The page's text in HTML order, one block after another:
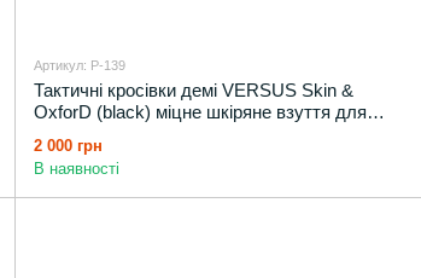
Артикул: P-139
Тактичні кросівки демі VERSUS Skin &
OxforD (black) міцне шкіряне взуття для
2 000 грн
В наявності